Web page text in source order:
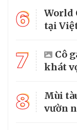
6
World
tại
7
Cô
khát
8
Mùi
vườn